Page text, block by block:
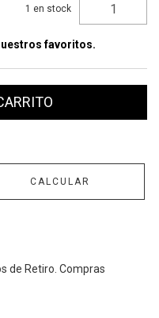
1 en stock
favoritos.
CALCULAR
de Retiro. Compras